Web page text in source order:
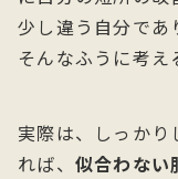
少し違う自分であ
そんなふうに考え
実際は、しっかり
れば、 似合わない